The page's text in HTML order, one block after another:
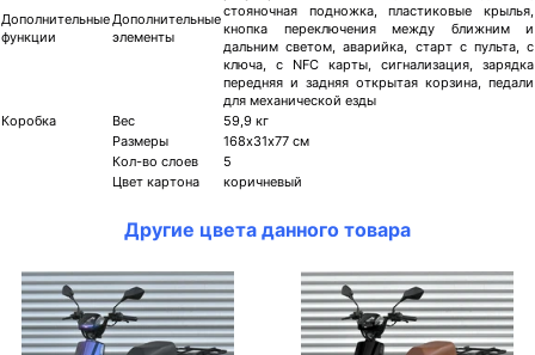
Дополнительные
функции
Дополнительные
элементы
стояночная подножка, пластиковые крылья,
кнопка переключения между ближним и
дальним светом, аварийка, старт с пульта, с
ключа, с NFC карты, сигнализация, зарядка
передняя и задняя открытая корзина, педали
для механической езды
Коробка
Вес
59,9 кг
Размеры
168х31х77 см
Кол-во слоев
5
Цвет картона
коричневый
Другие цвета данного товара